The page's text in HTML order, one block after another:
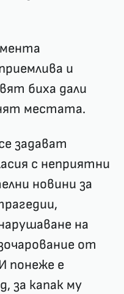
и
биха дали
местата.
задават
с неприятни
новини за
на
от
понеже е
за капак му